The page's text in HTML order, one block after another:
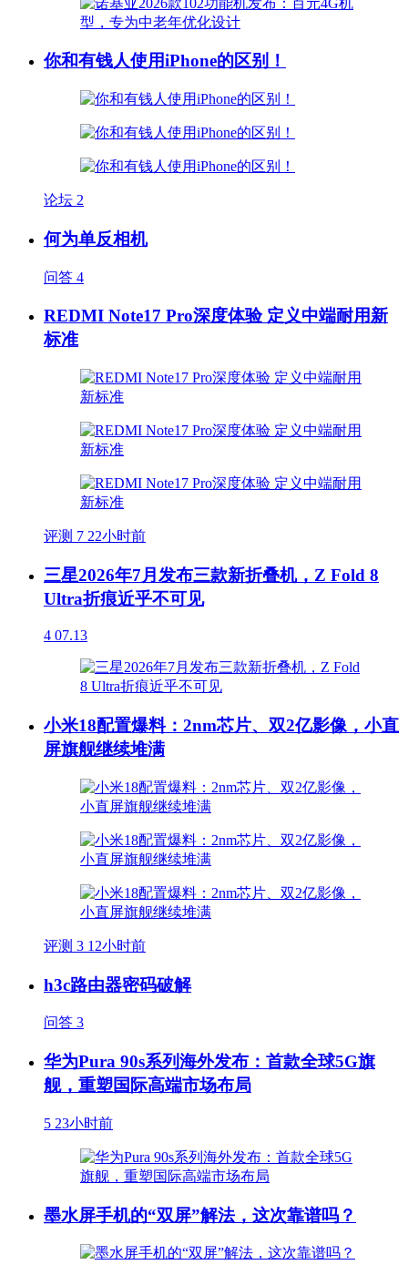
你和有钱人使用iPhone的区别！
论坛 2
何为单反相机
问答 4
REDMI Note17 Pro深度体验 定义中端耐用新
标准
评测 7 22小时前
三星2026年7月发布三款新折叠机，Z Fold 8
Ultra折痕近乎不可见
4 07.13
小米18配置爆料：2nm芯片、双2亿影像，小直
屏旗舰继续堆满
评测 3 12小时前
h3c路由器密码破解
问答 3
华为Pura 90s系列海外发布：首款全球5G旗
舰，重塑国际高端市场布局
5 23小时前
墨水屏手机的“双屏”解法，这次靠谱吗？